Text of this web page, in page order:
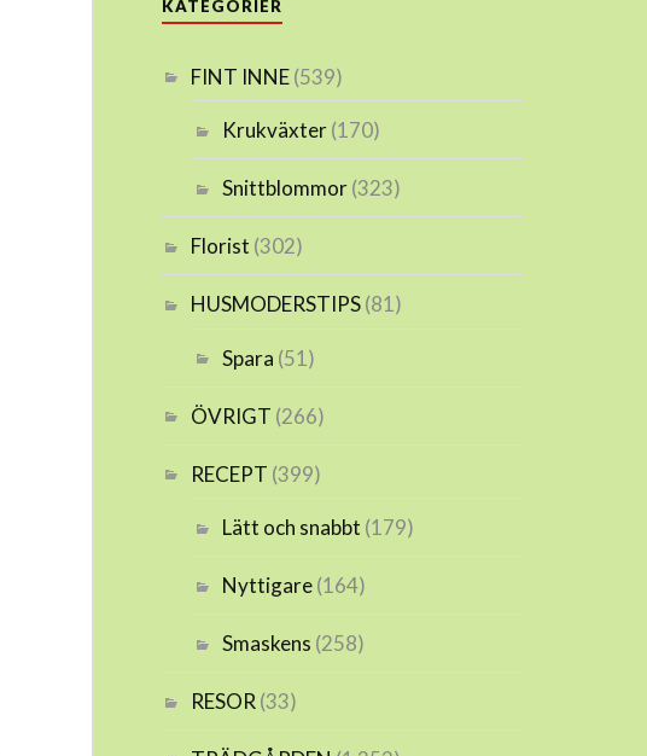
KATEGORIER
FINT INNE(539)
Krukväxter(170)
Snittblommor(323)
Florist (302)
HUSMODERSTIPS(81)
Spara (51)
ÖVRIGT (266)
RECEPT (399)
Lätt och snabbt (179)
Nyttigare(164)
Smaskens (258)
RESOR (33)